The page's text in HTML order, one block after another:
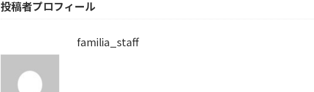
投稿者プロフィール
familia_staff